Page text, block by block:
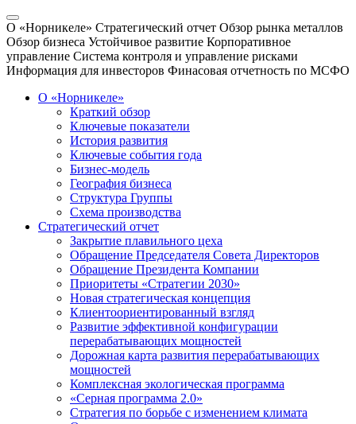
О «Норникеле» Стратегический отчет Обзор рынка металлов
Обзор бизнеса Устойчивое развитие Корпоративное
управление Система контроля и управление рисками
Информация для инвесторов Финасовая отчетность по МСФО
О «Норникеле»
Краткий обзор
Ключевые показатели
История развития
Ключевые события года
Бизнес-модель
География бизнеса
Структура Группы
Схема производства
Стратегический отчет
Закрытие плавильного цеха
Обращение Председателя Совета Директоров
Обращение Президента Компании
Приоритеты «Стратегии 2030»
Новая стратегическая концепция
Клиентоориентированный взгляд
Развитие эффективной конфигурации
перерабатывающих мощностей
Дорожная карта развития перерабатывающих
мощностей
Комплексная экологическая программа
«Серная программа 2.0»
Стратегия по борьбе с изменением климата